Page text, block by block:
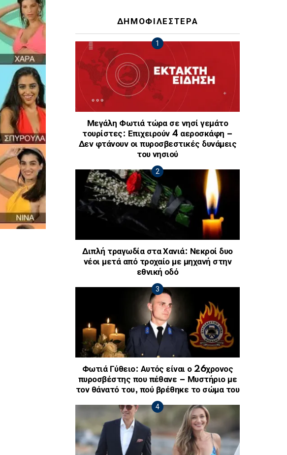
ΔΗΜΟΦΙΛΕΣΤΕΡΑ
Μεγάλη Φωτιά τώρα σε νησί γεμάτο
τουρίστες: Επιχειρούν 4 αεροσκάφη –
Δεν φτάνουν οι πυροσβεστικές δυνάμεις
του νησιού
Διπλή τραγωδία στα Χανιά: Νεκροί δυο
νέοι μετά από τροχαίο με μηχανή στην
εθνική οδό
Φωτιά Γύθειο: Αυτός είναι ο 26χρονος
πυροσβέστης που πέθανε – Μυστήριο με
τον θάνατό του, πού βρέθηκε το σώμα του